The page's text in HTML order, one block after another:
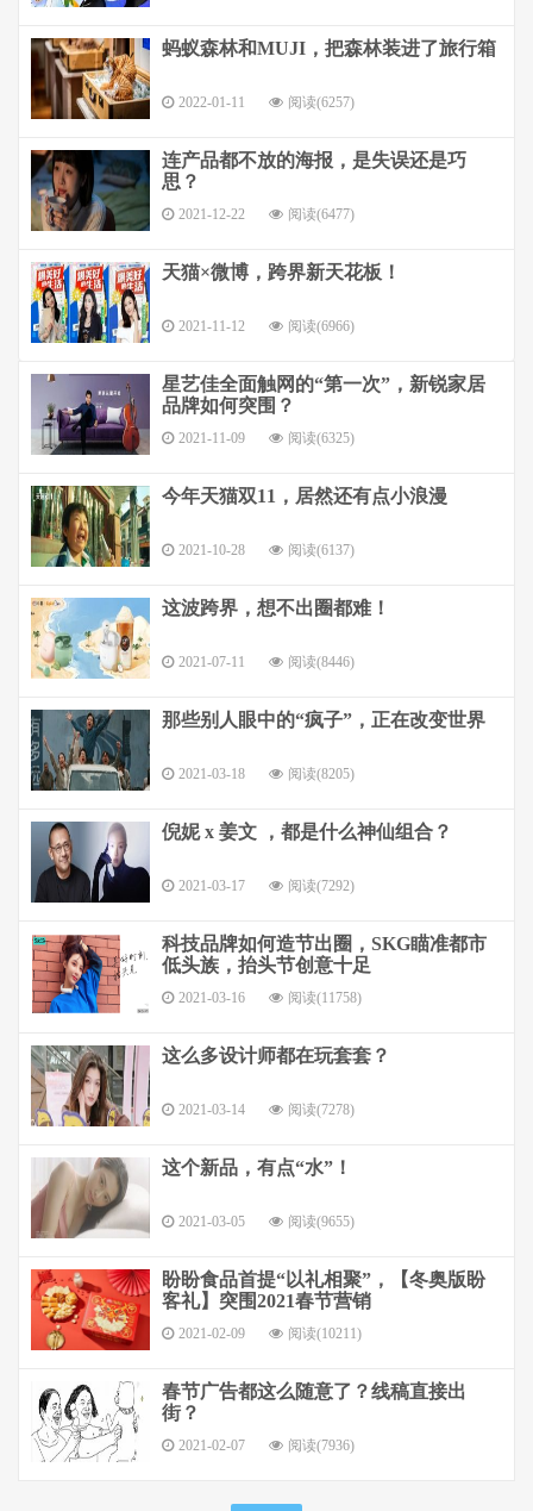
蚂蚁森林和MUJI，把森林装进了旅行箱
2022-01-11 阅读(6257)
连产品都不放的海报，是失误还是巧
思？
2021-12-22 阅读(6477)
天猫×微博，跨界新天花板！
2021-11-12 阅读(6966)
星艺佳全面触网的“第一次”，新锐家居
品牌如何突围？
2021-11-09 阅读(6325)
今年天猫双11，居然还有点小浪漫
2021-10-28 阅读(6137)
这波跨界，想不出圈都难！
2021-07-11 阅读(8446)
那些别人眼中的“疯子”，正在改变世界
2021-03-18 阅读(8205)
倪妮 x 姜文 ，都是什么神仙组合？
2021-03-17 阅读(7292)
科技品牌如何造节出圈，SKG瞄准都市
低头族，抬头节创意十足
2021-03-16 阅读(11758)
这么多设计师都在玩套套？
2021-03-14 阅读(7278)
这个新品，有点“水”！
2021-03-05 阅读(9655)
盼盼食品首提“以礼相聚”，【冬奥版盼
客礼】突围2021春节营销
2021-02-09 阅读(10211)
春节广告都这么随意了？线稿直接出
街？
2021-02-07 阅读(7936)